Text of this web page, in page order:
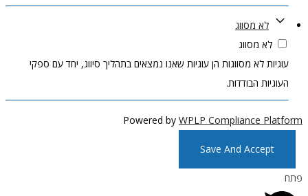
לא מסווג
לא מסווג
עוגיות לא מסווגות הן עוגיות שאנו נמצאים בתהליך סיווג, יחד עם ספקי
העוגיות הבודדות.
Powered by WPLP Compliance Platform
Save And Accept
פתח